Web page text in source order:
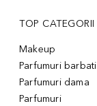
TOP CATEGORII
Makeup
Parfumuri barbati
Parfumuri dama
Parfumuri